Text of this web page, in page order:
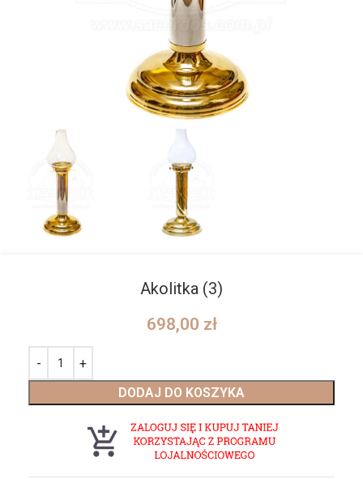
Akolitka (3)
698,00 zł
DODAJ DO KOSZYKA